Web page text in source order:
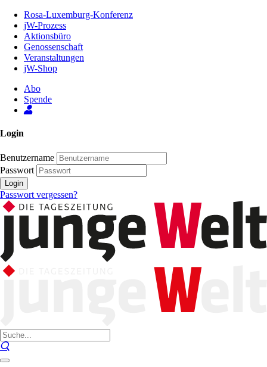
Inhalt
Seite
Rosa-Luxemburg-Konferenz
jW-Prozess
Aktionsbüro
Genossenschaft
Veranstaltungen
jW-Shop
Abo
Spende
Login
Benutzername
Passwort
Login
Passwort vergessen?